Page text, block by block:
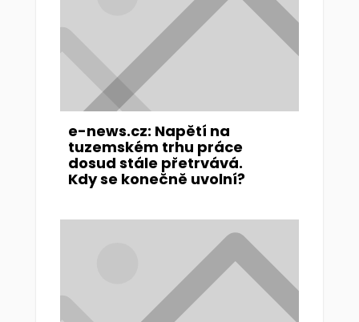
e-news.cz: Napětí na
tuzemském trhu práce
dosud stále přetrvává.
Kdy se konečně uvolní?